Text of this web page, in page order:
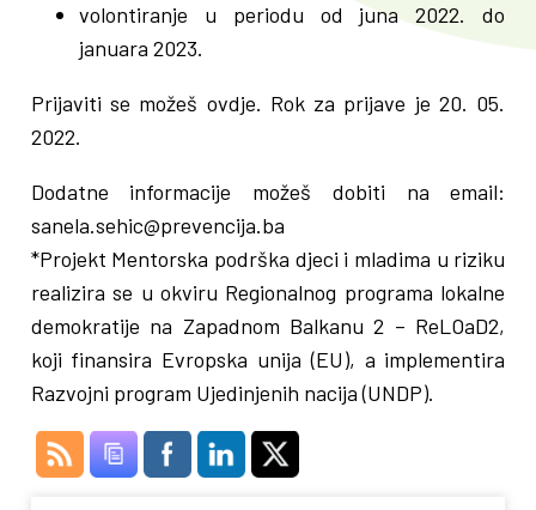
volontiranje u periodu od juna 2022. do
januara 2023.
Prijaviti se možeš ovdje. Rok za prijave je 20. 05.
2022.
Dodatne informacije možeš dobiti na email:
sanela.sehic@prevencija.ba
*Projekt Mentorska podrška djeci i mladima u riziku
realizira se u okviru Regionalnog programa lokalne
demokratije na Zapadnom Balkanu 2 – ReLOaD2,
koji finansira Evropska unija (EU), a implementira
Razvojni program Ujedinjenih nacija (UNDP).